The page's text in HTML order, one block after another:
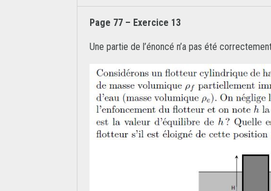
Page 77 – Exercice 13
Une partie de l’énoncé n’a pas été